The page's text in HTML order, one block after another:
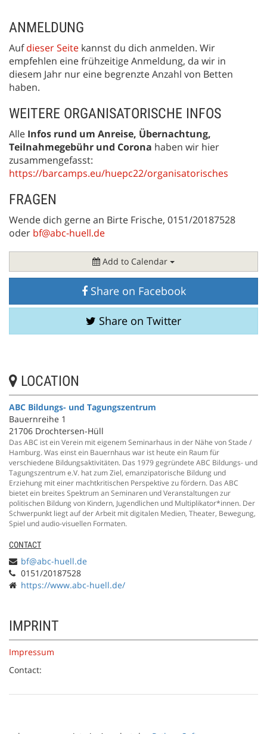
ANMELDUNG
Aufdieser Seite kannst du dich anmelden. Wir
empfehlen eine frühzeitige Anmeldung, da wir in
diesem Jahr nur eine begrenzte Anzahl von Betten
haben.
WEITERE ORGANISATORISCHE INFOS
Alle Infos rund um Anreise, Übernachtung,
Teilnahmegebühr und Corona haben wir hier
zusammengefasst:
https://barcamps.eu/huepc22/organisatorisches
FRAGEN
Wende dich gerne an Birte Frische, 0151/20187528
oder bf@abc-huell.de
Add to Calendar
Share on Facebook
Share on Twitter
LOCATION
ABC Bildungs- und Tagungszentrum
Bauernreihe 1
21706 Drochtersen-Hüll
Das ABC ist ein Verein mit eigenem Seminarhaus in der Nähe von Stade /
Hamburg. Was einst ein Bauernhaus war ist heute ein Raum für
verschiedene Bildungsaktivitäten. Das 1979 gegründete ABC Bildungs- und
Tagungszentrum e.V. hat zum Ziel, emanzipatorische Bildung und
Erziehung mit einer machtkritischen Perspektive zu fördern. Das ABC
bietet ein breites Spektrum an Seminaren und Veranstaltungen zur
politischen Bildung von Kindern, Jugendlichen und Multiplikator*innen. Der
Schwerpunkt liegt auf der Arbeit mit digitalen Medien, Theater, Bewegung,
Spiel und audio-visuellen Formaten.
CONTACT
bf@abc-huell.de
0151/20187528
https://www.abc-huell.de/
IMPRINT
Impressum
Contact: